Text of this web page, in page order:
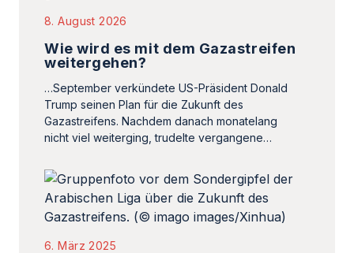
8. August 2026
Wie wird es mit dem Gazastreifen
weitergehen?
…September verkündete US-Präsident Donald
Trump seinen Plan für die Zukunft des
Gazastreifens. Nachdem danach monatelang
nicht viel weiterging, trudelte vergangene…
6. März 2025